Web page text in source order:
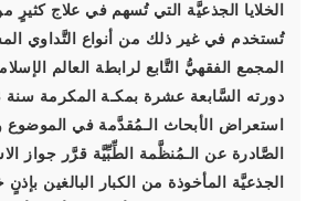
الخلايا الجذعيَّة التي تُسهم في علاج كثيرٍ
تُستخدم في غير ذلك من أنواع التَّداوي
المجمع الفقهيُّ التَّابع لرابطة العالم
استعراض الأبحاث الـمُقدَّمة في
الصَّادرة عن الـمُنظَّمة الطِّبِّيَّة قرَّر جواز
الجذعيَّة المأخوذة من الكبار البالغين